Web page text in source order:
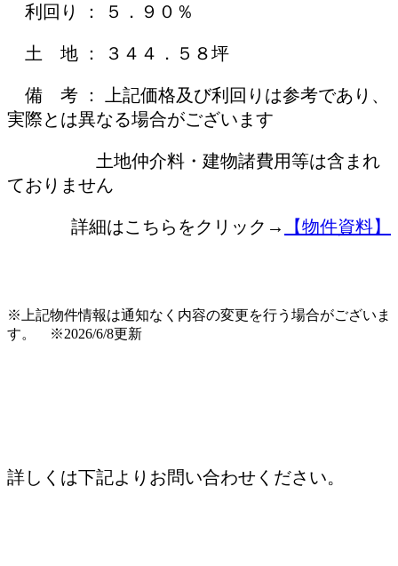
利回り ： ５．９０％
土 地 ： ３４４．５８坪
備 考 ： 上記価格及び利回りは参考であり、
実際とは異なる場合がございます
土地仲介料・建物諸費用等は含まれ
ておりません
詳細はこちらをクリック→ 【物件資料】
※上記物件情報は通知なく内容の変更を行う場合がございま
す。 ※2026/6/8更新
詳しくは下記よりお問い合わせください。